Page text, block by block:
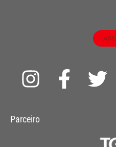
I
s
F
a
T
t
Parceiro